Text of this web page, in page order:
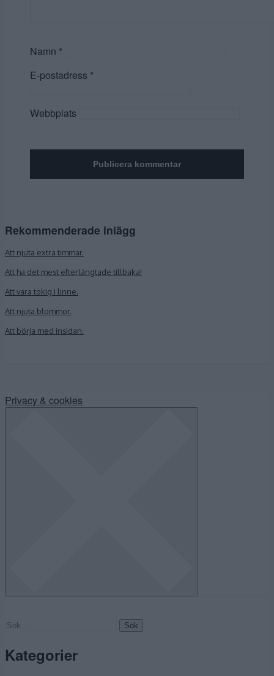
Namn *
E-postadress *
Webbplats
Rekommenderade inlägg
Att njuta extra timmar.
Att ha det mest efterlängtade tillbaka!
Att vara tokig i linne.
Att njuta blommor.
Att börja med insidan.
Privacy & cookies
Sök
Kategorier